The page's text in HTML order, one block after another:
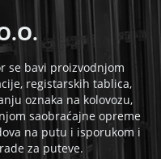
se bavi proizvodnjom
registarskih tablica,
oznaka na kolovozu,
saobraćajne opreme
na putu i isporukom i
za puteve.